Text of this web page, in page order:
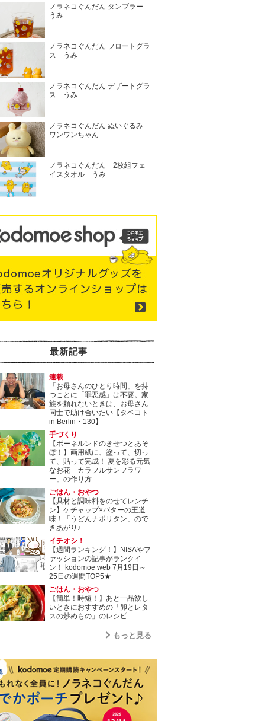
ノラネコぐんだん タンブラー
うみ
ノラネコぐんだん フロートグラ
ス うみ
ノラネコぐんだん デザートグラ
ス うみ
ノラネコぐんだん ぬいぐるみ
ワンワンちゃん
ノラネコぐんだん 2枚組フェ
イスタオル うみ
最新記事
連載
「お母さんのひとり時間」を持
つことに「罪悪感」は不要。家
族を頼れないときは、お母さん
同士で助け合いたい【タベコト
in Berlin・130】
手づくり
【ボーネルンドのきせつとあそ
ぼ！】画用紙に、塗って、切っ
て、貼って完成！ 夏を彩る元気
なお花「カラフルサンフラワ
ー」の作り方
ごはん・おやつ
【具材と調味料をのせてレンチ
ン】ケチャップ×バターの王道
味！「うどんナポリタン」ので
きあがり♪
イチオシ！
【週間ランキング！】NISAやフ
ァッションの記事がランクイ
ン！ kodomoe web 7月19日～
25日の週間TOP5★
ごはん・おやつ
【簡単！時短！】あと一品欲し
いときにおすすめの「卵とレタ
スの炒めもの」のレシピ
もっと見る